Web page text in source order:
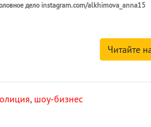
дело instagram.com/alkhimova_anna15
Читайте
, шоу-бизнес